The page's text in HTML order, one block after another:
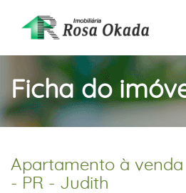
Ficha do
Apartamento à
- PR - Judith